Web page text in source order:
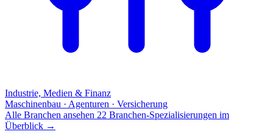
Industrie, Medien & Finanz
Maschinenbau · Agenturen · Versicherung
Alle Branchen ansehen 22 Branchen-Spezialisierungen im
Überblick →